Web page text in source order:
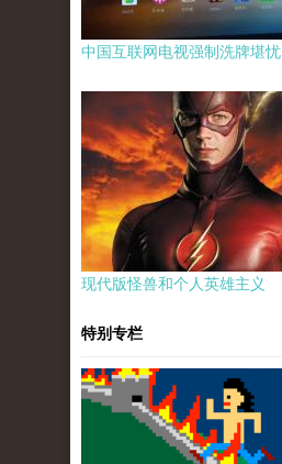
中国互联网电视强制洗牌堪忧
现代版怪兽和个人英雄主义
特别专栏